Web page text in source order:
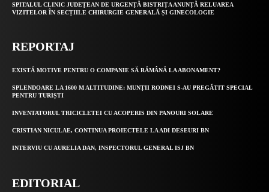
SPITALUL CLINIC JUDEȚEAN DE URGENȚĂ BISTRIȚA ANUNȚĂ RELUAREA
VIZITELOR ÎN SECȚIILE CHIRURGIE GENERALĂ ȘI GINECOLOGIE
REPORTAJ
EXISTĂ MOTIVE PENTRU O COMPANIE SĂ RĂMÂNĂ LA ABONAMENT?
SPLENDOARE LA 1600 M ALTITUDINE: MUNȚII RODNEI S-AU PREGĂTIT SPECIAL
PENTRU TURIȘTI
INVENTATORUL TRICICLETEI CU ACOPERIS DIN PANOURI SOLARE
CRISTIAN NICULAE, CONTINUA PROIECTELE LA ADI DESEURI BN
INTERVIU CU AURELIA DAN, INSPECTORUL GENERAL ISJ BN
EDITORIAL